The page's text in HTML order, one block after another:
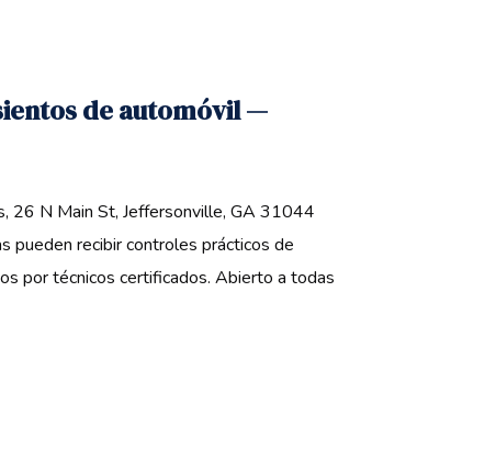
de automóvil —
26 N Main St, Jeffersonville, GA 31044
pueden recibir controles prácticos de
por técnicos certificados. Abierto a todas